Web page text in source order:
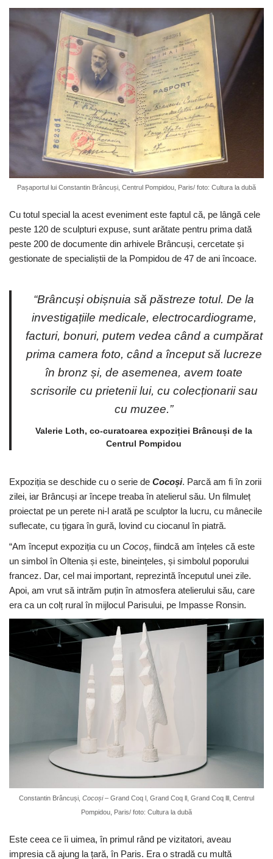
Pașaportul lui Constantin Brâncuși, Centrul Pompidou, Paris/ foto: Cultura la dubă
Cu totul special la acest eveniment este faptul că, pe lângă cele
peste 120 de sculpturi expuse, sunt arătate pentru prima dată
peste 200 de documente din arhivele Brâncuși, cercetate și
gestionate de specialiștii de la Pompidou de 47 de ani încoace.
“Brâncuși obișnuia să păstreze totul. De la
investigațiile medicale, electrocardiograme,
facturi, bonuri, putem vedea când a cumpărat
prima camera foto, când a început să lucreze
în bronz și, de asemenea, avem toate
scrisorile cu prietenii lui, cu colecționarii sau
cu muzee.”
Valerie Loth, co-curatoarea expoziției Brâncuși de la
Centrul Pompidou
Expoziția se deschide cu o serie de Cocoși. Parcă am fi în zorii
zilei, iar Brâncuși ar începe treaba în atelierul său. Un filmuleț
proiectat pe un perete ni-l arată pe sculptor la lucru, cu mânecile
suflecate, cu țigara în gură, lovind cu ciocanul în piatră.
“Am început expoziția cu un Cocoș, fiindcă am înțeles că este
un simbol în Oltenia și este, bineințeles, și simbolul poporului
francez. Dar, cel mai important, reprezintă începutul unei zile.
Apoi, am vrut să intrăm puțin în atmosfera atelierului său, care
era ca un colț rural în mijlocul Parisului, pe Impasse Ronsin.
Constantin Brâncuși, Cocoși– Grand Coq l, Grand Coq ll, Grand Coq lll, Centrul
Pompidou, Paris/ foto: Cultura la dubă
Este ceea ce îi uimea, în primul rând pe vizitatori, aveau
impresia că ajung la țară, în Paris. Era o stradă cu multă